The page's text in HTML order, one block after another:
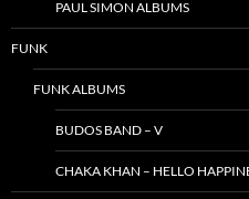
PAUL SIMON ALBUMS
FUNK
FUNK ALBUMS
BUDOS BAND – V
CHAKA KHAN – HELLO